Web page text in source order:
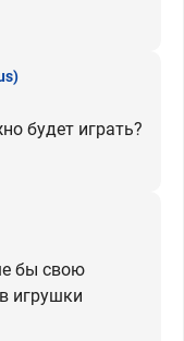
будет играть?
бы свою
игрушки